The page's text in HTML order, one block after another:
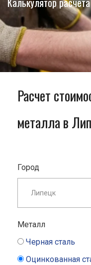
Расчет
металла в
Город
Металл
Черная сталь
Оцинкованная